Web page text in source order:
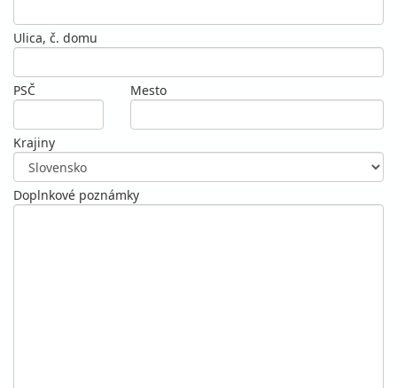
Ulica, č. domu
PSČ Mesto
Krajiny
Doplnkové poznámky